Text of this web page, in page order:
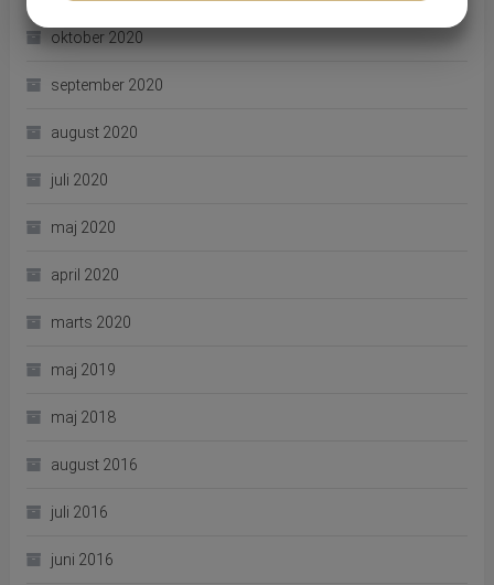
oktober 2020
september 2020
august 2020
juli 2020
maj 2020
april 2020
marts 2020
maj 2019
maj 2018
august 2016
juli 2016
juni 2016
MARKETING